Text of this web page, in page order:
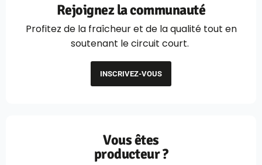
Rejoignez la communauté
Profitez de la fraîcheur et de la qualité tout en
soutenant le circuit court.
INSCRIVEZ-VOUS
Vous êtes
producteur ?